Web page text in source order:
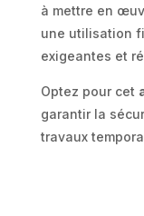
à mettre en
une utilisation
exigeantes et
Optez pour cet
garantir la
travaux